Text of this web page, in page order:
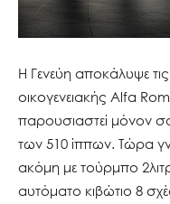
Η Γενεύη αποκάλυψε
οικογενειακής Alfa
παρουσιαστεί μόνον
των 510 ίππων. Τώρα
ακόμη με τούρμπο
αυτόματο κιβώτιο 8